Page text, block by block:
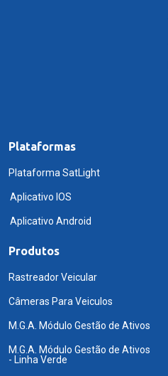
Plataformas
Plataforma SatLight
Aplicativo IOS
Aplicativo Android
Produtos
Rastreador Veicular
Câmeras Para Veiculos
M.G.A. Módulo Gestão de Ativos
M.G.A. Módulo Gestão de Ativos
- Linha Verde